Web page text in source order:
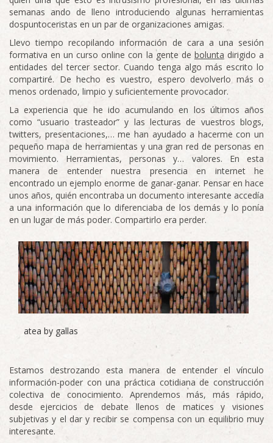
semanas ando de lleno introduciendo algunas herramientas
dospuntoceristas en un par de organizaciones amigas.
Llevo tiempo recopilando información de cara a una sesión
formativa en un curso online con la gente de bolunta dirigido a
entidades del tercer sector. Cuando tenga algo más escrito lo
compartiré. De hecho es vuestro, espero devolverlo más o
menos ordenado, limpio y suficientemente provocador.
La experiencia que he ido acumulando en los últimos años
como “usuario trasteador” y las lecturas de vuestros blogs,
twitters, presentaciones,… me han ayudado a hacerme con un
pequeño mapa de herramientas y una gran red de personas en
movimiento. Herramientas, personas y… valores. En esta
manera de entender nuestra presencia en internet he
encontrado un ejemplo enorme de ganar-ganar. Pensar en hace
unos años, quién encontraba un documento interesante accedía
a una información que lo diferenciaba de los demás y lo ponía
en un lugar de más poder. Compartirlo era perder.
atea by gallas
Estamos destrozando esta manera de entender el vínculo
información-poder con una práctica cotidiana de construcción
colectiva de conocimiento. Aprendemos más, más rápido,
desde ejercicios de debate llenos de matices y visiones
subjetivas y el dar y recibir se compensa con un equilibrio muy
interesante.